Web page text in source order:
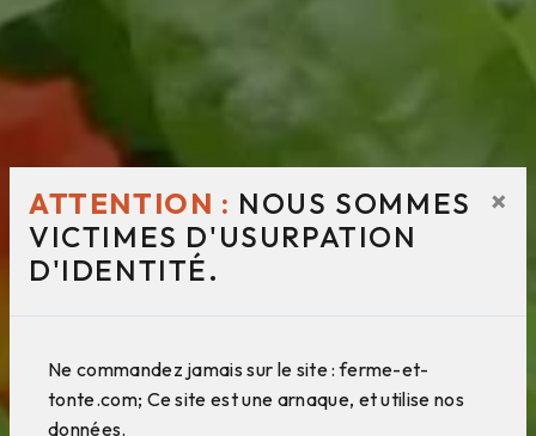
ATTENTION : NOUS SOMMES
VICTIMES D'USURPATION
D'IDENTITÉ.
×
Ne commandez jamais sur le site : ferme-et-
tonte.com; Ce site est une arnaque, et utilise nos
données.